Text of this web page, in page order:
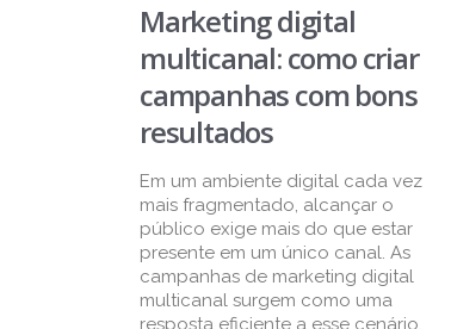
Marketing digital
multicanal: como criar
campanhas com bons
resultados
Em um ambiente digital cada vez
mais fragmentado, alcançar o
público exige mais do que estar
presente em um único canal. As
campanhas de marketing digital
multicanal surgem como uma
resposta eficiente a esse cenário,